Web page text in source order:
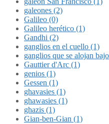
galeones (2)
Galileo (0)
Galileo herético (1)
Gandhi (2)
ganglios en el cuello (1)
ganglios que se alojan
Gauttier d'Arc (1)
genios (1)
Gessen (1)
ghavasies (1)
ghawasies (1)
ghazis (1)
Gian-ben-Gian (1)